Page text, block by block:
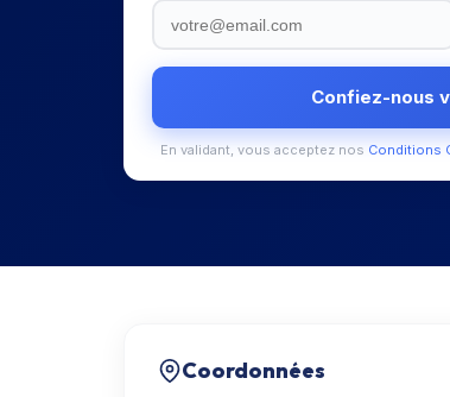
Confiez-nous
En validant, vous acceptez nos Conditions
Coordonnées